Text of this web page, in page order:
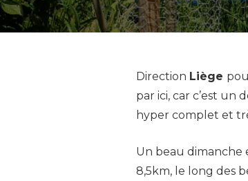
Direction Liège
par ici, car c’est un
hyper complet et
Un beau dimanche
8,5km, le long des